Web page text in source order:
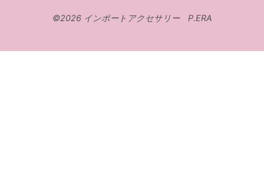
©2026 インポートアクセサリー P.ERA